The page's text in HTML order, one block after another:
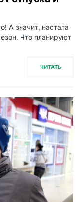
А значит, настала
Что планируют
ЧИТАТЬ